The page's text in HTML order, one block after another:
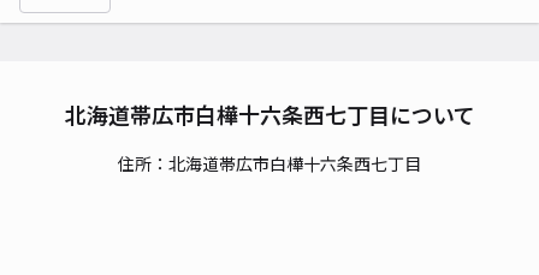
北海道帯広市白樺十六条西七丁目について
住所：北海道帯広市白樺十六条西七丁目